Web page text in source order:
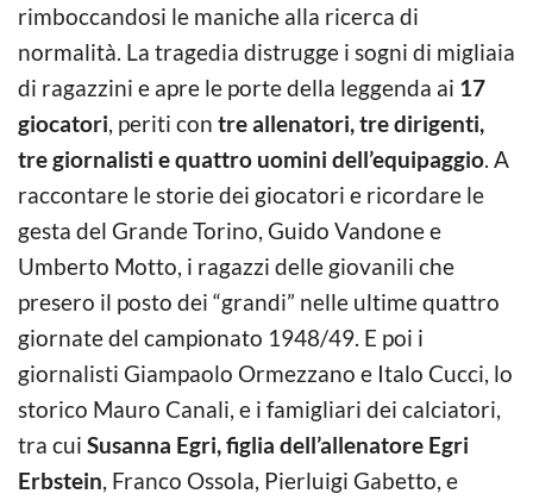
rimboccandosi le maniche alla ricerca di
normalità. La tragedia distrugge i sogni di migliaia
di ragazzini e apre le porte della leggenda ai 17
giocatori, periti con tre allenatori, tre dirigenti,
tre giornalisti e quattro uomini dell’equipaggio. A
raccontare le storie dei giocatori e ricordare le
gesta del Grande Torino, Guido Vandone e
Umberto Motto, i ragazzi delle giovanili che
presero il posto dei “grandi” nelle ultime quattro
giornate del campionato 1948/49. E poi i
giornalisti Giampaolo Ormezzano e Italo Cucci, lo
storico Mauro Canali, e i famigliari dei calciatori,
tra cui Susanna Egri, figlia dell’allenatore Egri
Erbstein, Franco Ossola, Pierluigi Gabetto, e